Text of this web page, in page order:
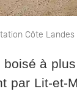
Côte Landes
à
par Lit-